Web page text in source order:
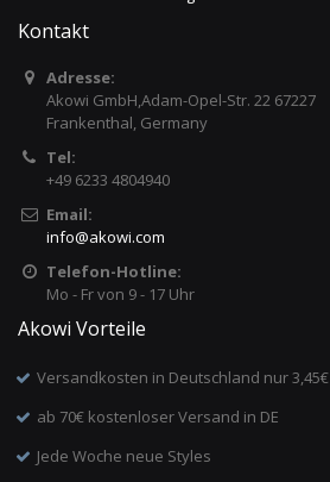
Kontakt
Adresse:
Akowi GmbH,Adam-Opel-Str. 22 67227
Frankenthal, Germany
Tel:
+49 6233 4804940
Email:
info@akowi.com
Telefon-Hotline:
Mo - Fr von 9 - 17 Uhr
Akowi Vorteile
Versandkosten in Deutschland nur 3,45€
ab 70€ kostenloser Versand in DE
Jede Woche neue Styles